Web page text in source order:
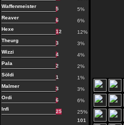
Waffenmeister
5
5%
Reaver
6
6%
Hexe
12
12%
Theurg
3
3%
Wizzi
4
4%
Pala
2
2%
Söldi
1
1%
Malmer
3
3%
Ordi
6
6%
Infi
25
25%
101